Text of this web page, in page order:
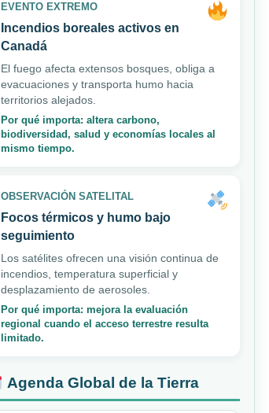
EVENTO EXTREMO
Incendios boreales activos en
Canadá
El fuego afecta extensos bosques, obliga a
evacuaciones y transporta humo hacia
territorios alejados.
Por qué importa: altera carbono,
biodiversidad, salud y economías locales al
mismo tiempo.
OBSERVACIÓN SATELITAL
Focos térmicos y humo bajo
seguimiento
Los satélites ofrecen una visión continua de
incendios, temperatura superficial y
desplazamiento de aerosoles.
Por qué importa: mejora la evaluación
regional cuando el acceso terrestre resulta
limitado.
Agenda Global de la Tierra